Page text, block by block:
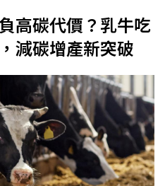
高碳代價？乳牛吃
減碳增產新突破